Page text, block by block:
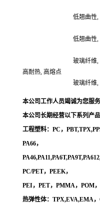
低翘曲性,
低翘曲性
高耐热, 高熔点
玻璃纤维,
玻璃纤维,
本公司工作人员竭诚为您服
本公司长期经营以下系列产品
工程塑料：PC，
PA66，
PC/PET，PEEK，
PEI，PET，PMMA，POM
热弹性体：TPX,EVA,EMA，